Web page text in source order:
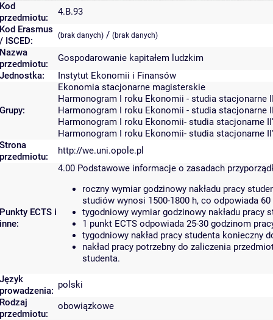
Kod
przedmiotu:
4.B.93
Kod Erasmus
/ ISCED:
(brak danych) / (brak danych)
Nazwa
przedmiotu:
Gospodarowanie kapitałem ludzkim
Jednostka:
Instytut Ekonomii i Finansów
Grupy:
Ekonomia stacjonarne magisterskie
Harmonogram I roku Ekonomii - studia stacjonarne
Harmonogram I roku Ekonomii - studia stacjonarne
Harmonogram I roku Ekonomii- studia stacjonarne
Harmonogram I roku Ekonomii- studia stacjonarne
Strona
przedmiotu:
http://we.uni.opole.pl
Punkty ECTS i
inne:
4.00 Podstawowe informacje o zasadach
roczny wymiar godzinowy nakładu pracy
studiów wynosi 1500-1800 h, co odpowiada 60
tygodniowy wymiar godzinowy nakładu pracy
1 punkt ECTS odpowiada 25-30 godzinom
tygodniowy nakład pracy studenta konieczny
nakład pracy potrzebny do zaliczenia
studenta.
Język
prowadzenia:
polski
Rodzaj
przedmiotu:
obowiązkowe